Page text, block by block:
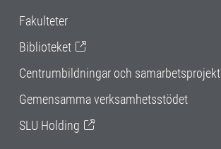
Fakulteter
Biblioteket
Centrumbildningar och samarbetsprojekt
Gemensamma verksamhetsstödet
SLU Holding